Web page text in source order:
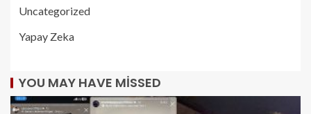
Uncategorized
Yapay Zeka
YOU MAY HAVE MISSED